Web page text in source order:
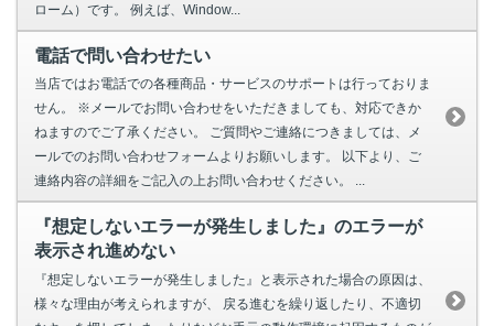
ローム）です。 例えば、Window...
電話で問い合わせたい
当店ではお電話での各種商品・サービスのサポートは行っておりま
せん。 ※メールでお問い合わせをいただきましても、対応できか
ねますのでご了承ください。 ご質問やご連絡につきましては、メ
ールでのお問い合わせフォームよりお願いします。 以下より、ご
連絡内容の詳細をご記入の上お問い合わせください。 ...
『想定しないエラーが発生しました』のエラーが
表示され進めない
『想定しないエラーが発生しました』と表示された場合の原因は、
様々な理由が考えられますが、 戻る進むを繰り返したり、不適切